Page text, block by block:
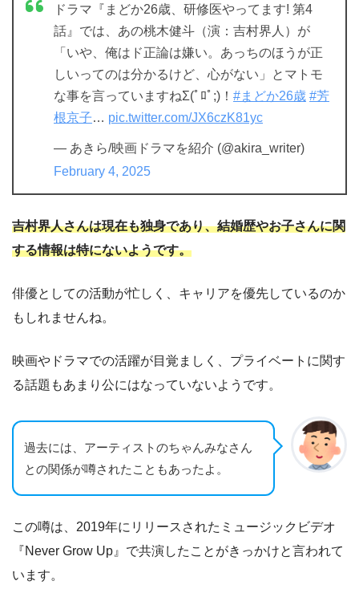
ドラマ『まどか26歳、研修医やってます! 第4
話』では、あの桃木健斗（演：吉村界人）が
「いや、俺はド正論は嫌い。あっちのほうが正
しいってのは分かるけど、心がない」とマトモ
な事を言っていますねΣ(ﾟﾛﾟ;)！ #まどか26歳 #芳
根京子… pic.twitter.com/JX6czK81yc
— あきら/映画ドラマを紹介 (@akira_writer)
February 4, 2025
吉村界人さんは現在も独身であり、結婚歴やお子さんに関
する情報は特にないようです。
俳優としての活動が忙しく、キャリアを優先しているのか
もしれませんね。
映画やドラマでの活躍が目覚ましく、プライベートに関す
る話題もあまり公にはなっていないようです。
過去には、アーティストのちゃんみなさん
との関係が噂されたこともあったよ。
この噂は、2019年にリリースされたミュージックビデオ
『Never Grow Up』で共演したことがきっかけと言われて
います。